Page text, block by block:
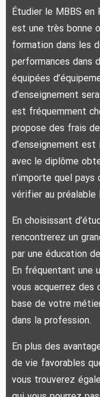
Étudier le MBBS en
est une très bonne
formation dans les
performances dans
équipées
d’enseignement
est fréquemment
propose des frais
d’enseignement
avec le diplôme
n’importe quel pays
vérifier au
En choisissant
rencontrerez un
par une éducation
En fréquentant une
vous acquerrez des
base de votre
dans la profession.
En plus des
de vie favorables
vous trouverez